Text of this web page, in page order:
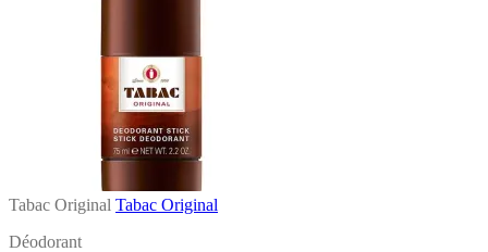
Tabac Original Tabac Original
Déodorant